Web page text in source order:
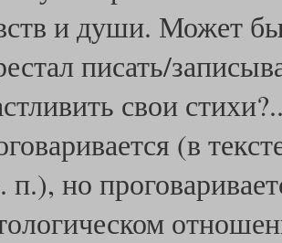
и души. Может
писать/
свои
(в
п.), но